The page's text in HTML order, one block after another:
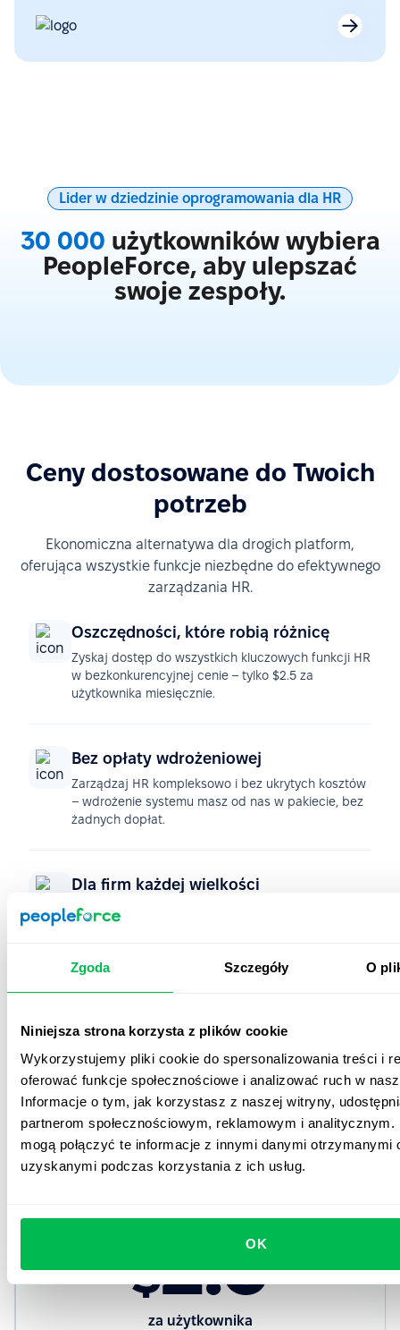
Zgoda Szczegóły O
Niniejsza strona korzysta z plików cookie
Wykorzystujemy pliki cookie do spersonalizowania treści i
oferować funkcje społecznościowe i analizować ruch w
Informacje o tym, jak korzystasz z naszej witryny,
partnerom społecznościowym, reklamowym i analitycznym.
mogą połączyć te informacje z innymi danymi otrzymanymi
uzyskanymi podczas korzystania z ich usług.
OK
Lider w dziedzinie oprogramowania dla HR
30 000 użytkowników wybiera
PeopleForce, aby ulepszać
swoje zespoły.
Ceny dostosowane do Twoich
potrzeb
Ekonomiczna alternatywa dla drogich platform,
oferująca wszystkie funkcje niezbędne do efektywnego
zarządzania HR.
Oszczędności, które robią różnicę
Zyskaj dostęp do wszystkich kluczowych funkcji HR
w bezkonkurencyjnej cenie – tylko $2.5 za
użytkownika miesięcznie.
Bez opłaty wdrożeniowej
Zarządzaj HR kompleksowo i bez ukrytych kosztów
– wdrożenie systemu masz od nas w pakiecie, bez
żadnych dopłat.
Dla firm każdej wielkości
Niezależnie od tego, czy jesteś startupem, czy dużą
Skorzystaj z bezpłatnej wersji demo oraz 14-
dniowego okresu próbnego i testuj wszystkie
Już od
$2.5
za użytkownika